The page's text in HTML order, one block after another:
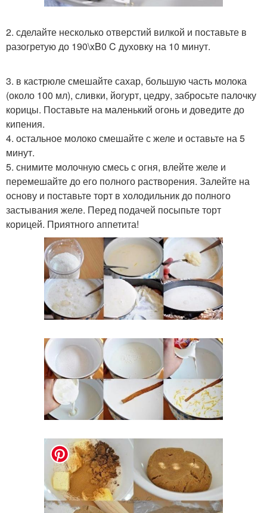
2. сделайте несколько отверстий вилкой и поставьте в
разогретую до 190\xB0 C духовку на 10 минут.
3. в кастрюле смешайте сахар, большую часть молока
(около 100 мл), сливки, йогурт, цедру, забросьте палочку
корицы. Поставьте на маленький огонь и доведите до
кипения.
4. остальное молоко смешайте с желе и оставьте на 5
минут.
5. снимите молочную смесь с огня, влейте желе и
перемешайте до его полного растворения. Залейте на
основу и поставьте торт в холодильник до полного
застывания желе. Перед подачей посыпьте торт
корицей. Приятного аппетита!